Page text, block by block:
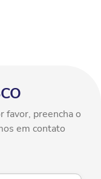
favor, preencha o
em contato